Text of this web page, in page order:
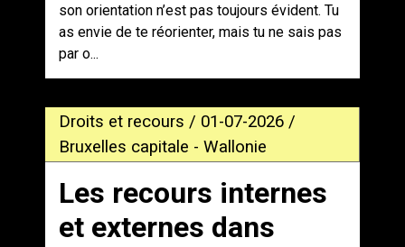
son orientation n’est pas toujours évident. Tu
as envie de te réorienter, mais tu ne sais pas
par o...
Droits et recours / 01-07-2026 /
Bruxelles capitale - Wallonie
Les recours internes
et externes dans